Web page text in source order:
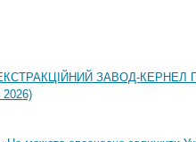
ЗАВОД-КЕРНЕЛ
2026)